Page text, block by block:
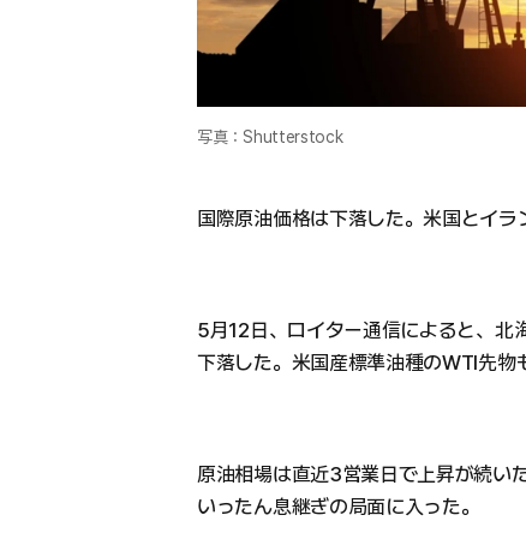
写真：Shutterstock
国際原油価格は下落した。米国とイラ
5月12日、ロイター通信によると、
下落した。米国産標準油種のWTI先物
原油相場は直近3営業日で上昇が続い
いったん息継ぎの局面に入った。